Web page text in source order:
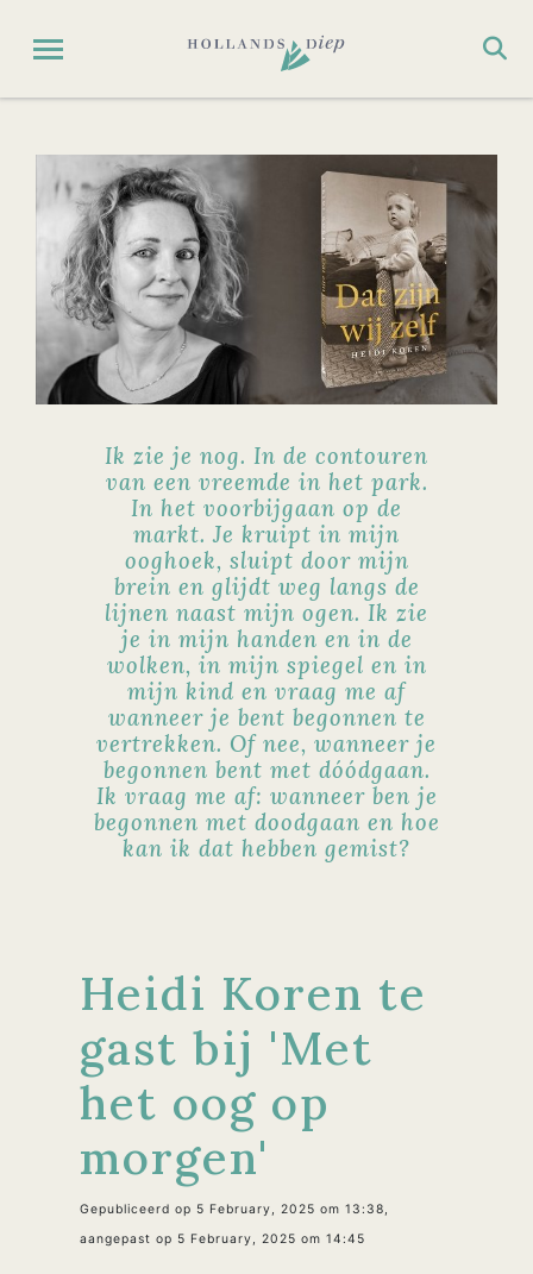
Ik zie je nog. In de contouren
van een vreemde in het park.
In het voorbijgaan op de
markt. Je kruipt in mijn
ooghoek, sluipt door mijn
brein en glijdt weg langs de
lijnen naast mijn ogen. Ik zie
je in mijn handen en in de
wolken, in mijn spiegel en in
mijn kind en vraag me af
wanneer je bent begonnen te
vertrekken. Of nee, wanneer je
begonnen bent met dóódgaan.
Ik vraag me af: wanneer ben je
begonnen met doodgaan en hoe
kan ik dat hebben gemist?
Heidi Koren te
gast bij 'Met
het oog op
morgen'
Gepubliceerd op 5 February, 2025 om 13:38,
aangepast op 5 February, 2025 om 14:45